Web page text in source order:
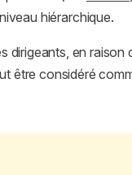
hiérarchique.
dirigeants, en raison
être considéré